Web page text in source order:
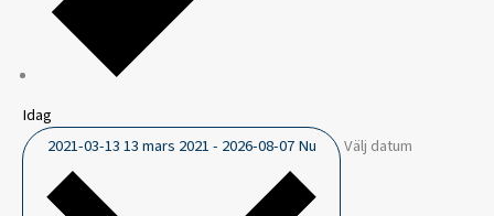
Idag
2021-03-1313 mars 2021- 2026-08-07Nu Välj datum